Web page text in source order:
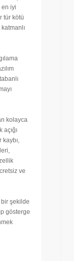
en iyi
tür kötü
kolayca
açığı
kaybı,
ve
bir şekilde
gösterge